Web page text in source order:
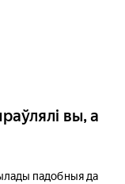
вы, а
падобныя да